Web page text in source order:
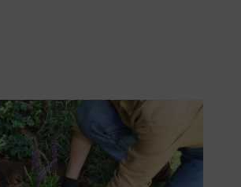
sorgfältig eingesetzt.
nun nochmals gründlich mit dem